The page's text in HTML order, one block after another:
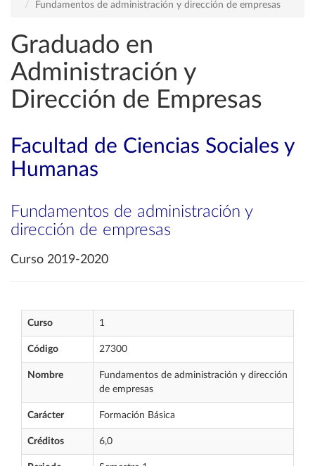
Fundamentos de administración y dirección de empresas
Graduado en
Administración y
Dirección de Empresas
Facultad de Ciencias Sociales y
Humanas
Fundamentos de administración y
dirección de empresas
Curso 2019-2020
Curso 1
Código 27300
Nombre
Fundamentos de administración y dirección
de empresas
Carácter Formación Básica
Créditos 6,0